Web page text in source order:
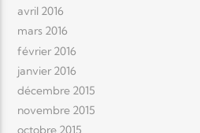
avril 2016
mars 2016
février 2016
janvier 2016
décembre 2015
novembre 2015